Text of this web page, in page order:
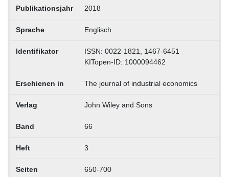
Publikationsjahr 2018
Sprache Englisch
Identifikator
ISSN: 0022-1821, 1467-6451
KITopen-ID: 1000094462
Erschienen in The journal of industrial economics
Verlag John Wiley and Sons
Band 66
Heft 3
Seiten 650-700